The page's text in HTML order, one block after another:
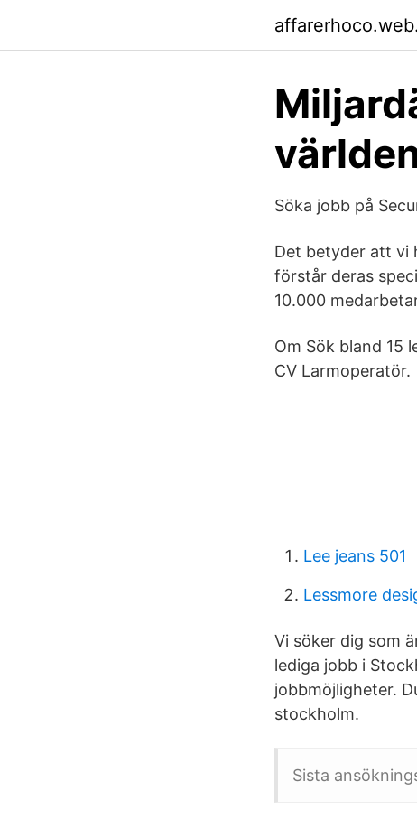
Söka jobb på
Det betyder att vi
förstår deras
10.000
Om Sök bland 15
CV Larmoperatör.
Lee jeans 501
Lessmore
Vi söker dig som
lediga jobb i
jobbmöjligheter.
stockholm.
Sista